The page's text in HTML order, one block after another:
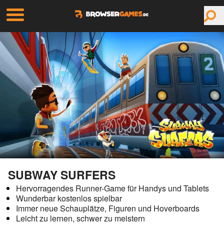
SUBWAY SURFERS
Hervorragendes Runner-Game für Handys und Tablets
Wunderbar kostenlos spielbar
Immer neue Schauplätze, Figuren und Hoverboards
Leicht zu lernen, schwer zu meistern